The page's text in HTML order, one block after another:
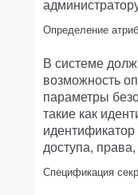
Определение
В системе
возможность
параметры
такие как
доступа,
Спецификация